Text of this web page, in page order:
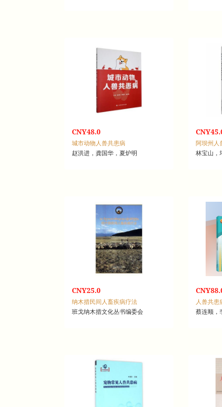
CNY48.0
城市动物人兽共患病
赵洪进，龚国华，夏炉明
阿坝州人
林宝山，
CNY25.0
纳木措民间人畜疾病疗法
班戈纳木措文化丛书编委会
人兽共患
蔡连顺，